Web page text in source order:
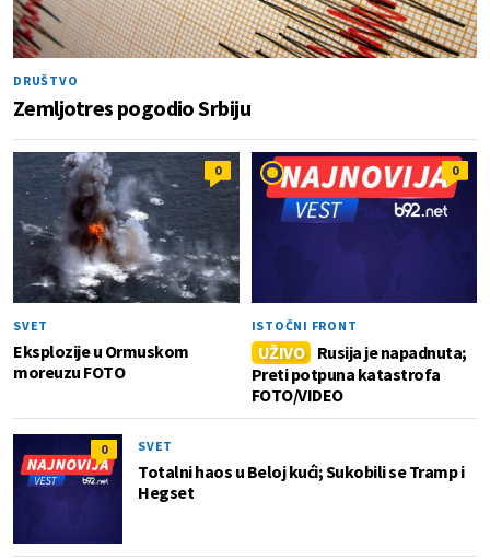
DRUŠTVO
Zemljotres pogodio Srbiju
0
SVET
Eksplozije u Ormuskom
moreuzu FOTO
0
ISTOČNI FRONT
UŽIVO
Rusija je napadnuta;
Preti potpuna katastrofa
FOTO/VIDEO
0 SVET
Totalni haos u Beloj kući; Sukobili se Tramp i
Hegset